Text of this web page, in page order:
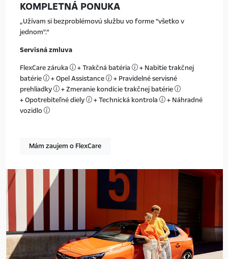
KOMPLETNÁ PONUKA
Užívam si bezproblémovú službu vo forme "všetko v
jednom".
Servisná zmluva
FlexCare záruka
+ Trakčná batéria
+ Nabitie trakčnej
batérie
+ Opel Assistance
+ Pravidelné servisné
prehliadky
+ Zmeranie kondície trakčnej batérie
+ Opotrebiteľné diely
+ Technická kontrola
+ Náhradné
vozidlo
Mám zaujem o FlexCare